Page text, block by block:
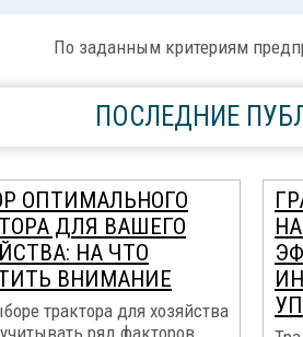
По заданным критериям
ПОСЛЕДНИЕ
ОПТИМАЛЬНОГО
ДЛЯ ВАШЕГО
НА ЧТО
ВНИМАНИЕ
трактора для хозяйства
ряд факторов,